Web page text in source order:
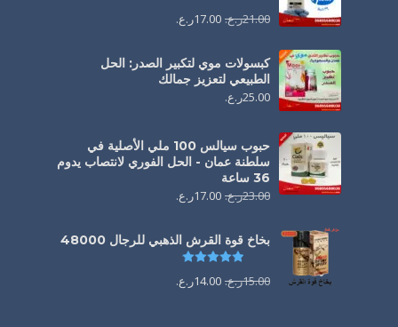
21.00ر.ع. 17.00ر.ع.
كبسولات موي لتكبير الصدر: الحل
الطبيعي لتعزيز جمالك
25.00ر.ع.
حبوب سيالس 100 ملي الأصلية في
سلطنة عمان - الحل الفوري لانتصاب يدوم
36 ساعة
23.00ر.ع. 17.00ر.ع.
بخاخ قوة القرش الذهبي للرجال 48000
تم التقييم
15.00ر.ع. 14.00ر.ع.